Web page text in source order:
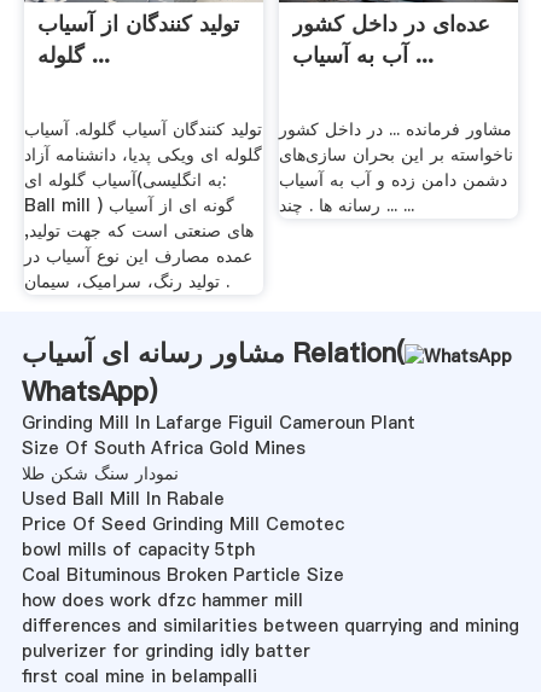
تولید کنندگان از آسیاب
گلوله ...
تولید کنندگان آسیاب گلوله. آسیاب
گلوله ای ویکی پدیا، دانشنامه آزاد
آسیاب گلوله ای(به انگلیسی:
Ball mill ) گونه ای از آسیاب
های صنعتی است که جهت تولید,
عمده مصارف این نوع آسیاب در
تولید رنگ، سرامیک، سیمان .
عده‌ای در داخل کشور
آب به آسیاب ...
مشاور فرمانده ... در داخل کشور
ناخواسته بر این بحران سازی‌های
دشمن دامن زده و آب به آسیاب
... رسانه ها . چند ...
مشاور رسانه ای آسیاب Relation(
WhatsApp)
Grinding Mill In Lafarge Figuil Cameroun Plant
Size Of South Africa Gold Mines
نمودار سنگ شکن طلا
Used Ball Mill In Rabale
Price Of Seed Grinding Mill Cemotec
bowl mills of capacity 5tph
Coal Bituminous Broken Particle Size
how does work dfzc hammer mill
differences and similarities between quarrying and mining
pulverizer for grinding idly batter
first coal mine in belampalli